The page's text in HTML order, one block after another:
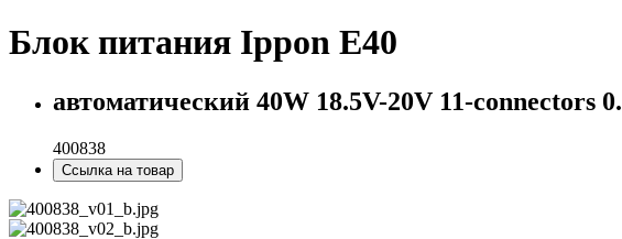
Блок питания Ippon E40
автоматический 40W 18.5V-20V 11-connectors
400838
Ссылка на товар